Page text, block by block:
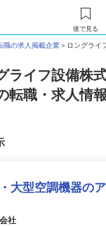
後で見る
職の求人掲載企業＞ ロングライ
ライフ設備株
転職・求人情報
大型空調機器の
社